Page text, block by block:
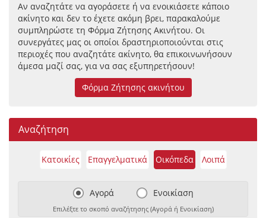
Αν αναζητάτε να αγοράσετε ή να ενοικιάσετε κάποιο
ακίνητο και δεν το έχετε ακόμη βρει, παρακαλούμε
συμπληρώστε τη Φόρμα Ζήτησης Ακινήτου. Οι
συνεργάτες μας οι οποίοι δραστηριοποιούνται στις
περιοχές που αναζητάτε ακίνητο, θα επικοινωνήσουν
άμεσα μαζί σας, για να σας εξυπηρετήσουν!
Φόρμα Ζήτησης ακινήτου
Αναζήτηση
Κατοικίες Επαγγελματικά Οικόπεδα Λοιπά
Αγορά Ενοικίαση
Επιλέξτε το σκοπό αναζήτησης (Αγορά ή Ενοικίαση)